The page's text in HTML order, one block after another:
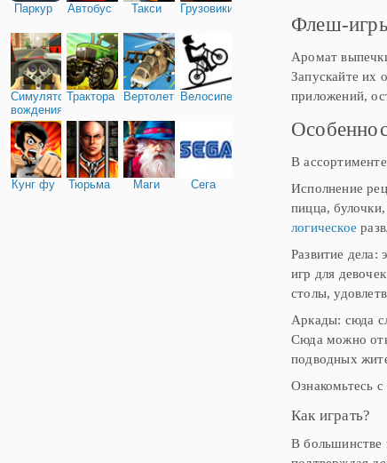
Паркур Автобус Такси Грузовики
Симулятор
вождения
Трактора ВертолетыВелосипед
Кунг фу Тюрьма Маги Сега
Флеш-
Аромат
Запускайте их
приложений,
В
Исполнение
пицца,
логическое
Развитие дела:
игр для
столы,
Аркады: сюда
Сюда можно
подводных
Ознакомьтесь
Как играть?
В большинстве